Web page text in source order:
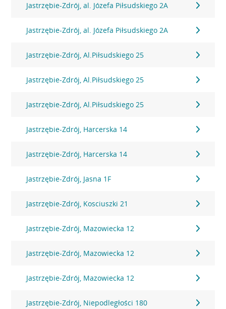
Jastrzębie-Zdrój, al. Józefa Piłsudskiego 2A
Jastrzębie-Zdrój, al. Józefa Piłsudskiego 2A
Jastrzębie-Zdrój, Al.Piłsudskiego 25
Jastrzębie-Zdrój, Al.Piłsudskiego 25
Jastrzębie-Zdrój, Al.Piłsudskiego 25
Jastrzębie-Zdrój, Harcerska 14
Jastrzębie-Zdrój, Harcerska 14
Jastrzębie-Zdrój, Jasna 1F
Jastrzębie-Zdrój, Kosciuszki 21
Jastrzębie-Zdrój, Mazowiecka 12
Jastrzębie-Zdrój, Mazowiecka 12
Jastrzębie-Zdrój, Mazowiecka 12
Jastrzębie-Zdrój, Niepodległości 180